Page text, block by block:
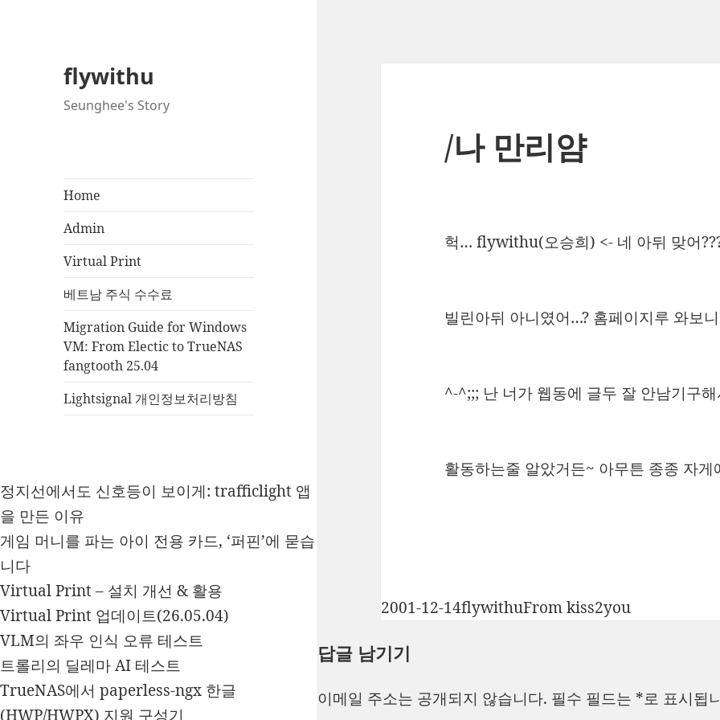
flywithu
Seunghee's Story
Home
Admin
Virtual Print
베트남 주식 수수료
Migration Guide for Windows
VM: From Electic to TrueNAS
fangtooth 25.04
Lightsignal 개인정보처리방침
정지선에서도 신호등이 보이게: trafficlight 앱
을 만든 이유
게임 머니를 파는 아이 전용 카드, ‘퍼핀’에 묻습
니다
Virtual Print – 설치 개선 & 활용
Virtual Print 업데이트(26.05.04)
VLM의 좌우 인식 오류 테스트
트롤리의 딜레마 AI 테스트
TrueNAS에서 paperless-ngx 한글
(HWP/HWPX) 지원 구성기
/나 만리얌
헉… flywithu(오승희) <- 네 아뒤 맞어
빌린아뒤 아니였어…? 홈페이지루 와보
^-^;;; 난 너가 웹동에 글두 잘 안남기구
활동하는줄 알았거든~ 아무튼 종종 자게
작
일
2001-12-14글
flywithu카
From kiss2you
답글 남기기
이메일 주소는 공개되지 않습니다. 필수 필드는 *로 표시됩